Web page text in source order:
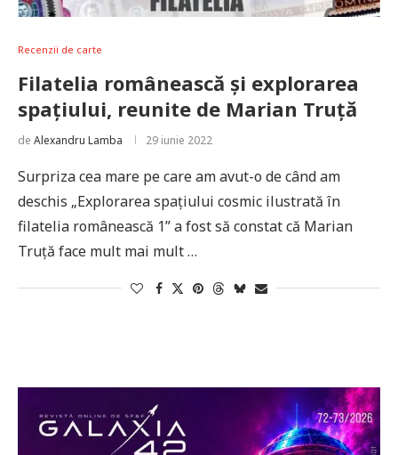
Recenzii de carte
Filatelia românească și explorarea
spațiului, reunite de Marian Truță
de Alexandru Lamba 29 iunie 2022
Surpriza cea mare pe care am avut-o de când am
deschis „Explorarea spațiului cosmic ilustrată în
filatelia românească 1” a fost să constat că Marian
Truță face mult mai mult …